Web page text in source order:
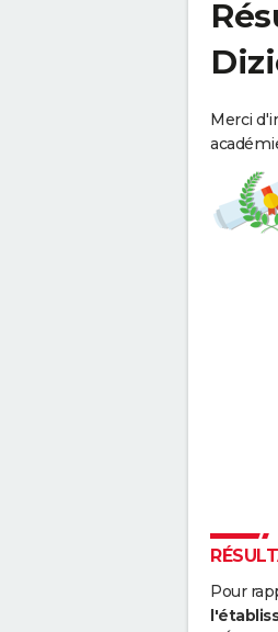
Merci
Pour